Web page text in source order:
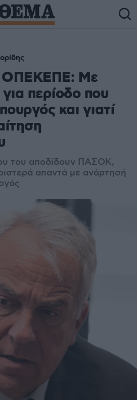
ΟΠΕΚΕΠΕ: Με
περίοδο που
και γιατί
του αποδίδουν ΠΑΣΟΚ,
απαντά με ανάρτησή